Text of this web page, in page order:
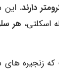
این
اسکلتی،
های